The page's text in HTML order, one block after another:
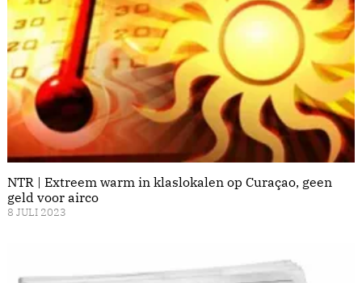
NTR | Extreem warm in klaslokalen op Curaçao, geen
geld voor airco
8 JULI 2023